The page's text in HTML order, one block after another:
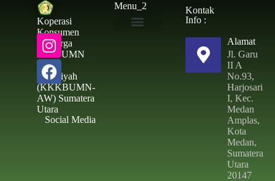
Koperasi
Konsumen
Keluarga
Besar UMN
Al –
Washliyah
(KKKBUMN-
AW) Sumatera
Utara
Social Media
Menu_2
Kontak
Info :
Alamat
Jl. Garu
II A
No.93,
Harjosari
I, Kec.
Medan
Amplas,
Kota
Medan,
Sumatera
Utara
20147